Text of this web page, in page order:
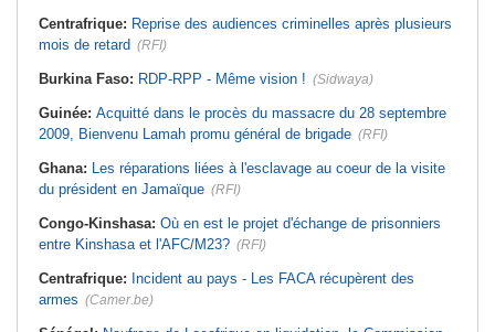
Centrafrique: Reprise des audiences criminelles après plusieurs
mois de retard (RFI)
Burkina Faso: RDP-RPP - Même vision ! (Sidwaya)
Guinée: Acquitté dans le procès du massacre du 28 septembre
2009, Bienvenu Lamah promu général de brigade (RFI)
Ghana: Les réparations liées à l'esclavage au coeur de la visite
du président en Jamaïque (RFI)
Congo-Kinshasa: Où en est le projet d'échange de prisonniers
entre Kinshasa et l'AFC/M23? (RFI)
Centrafrique: Incident au pays - Les FACA récupèrent des
armes (Camer.be)